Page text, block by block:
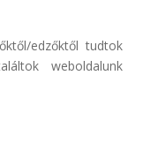
edzőktől tudtok
weboldalunk